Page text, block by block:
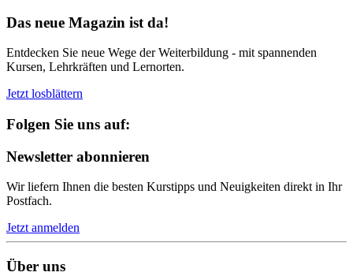
Das neue Magazin ist da!
Entdecken Sie neue Wege der Weiterbildung - mit spannenden
Kursen, Lehrkräften und Lernorten.
Jetzt losblättern
Folgen Sie uns auf:
Newsletter abonnieren
Wir liefern Ihnen die besten Kurstipps und Neuigkeiten direkt in Ihr
Postfach.
Jetzt anmelden
Über uns